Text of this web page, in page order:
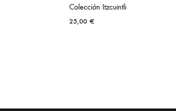
Colección Itzcuintli
25,00 €